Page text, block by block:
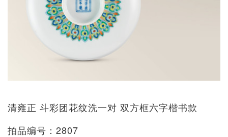
清雍正 斗彩团花纹洗一对 双方框六字楷书款
拍品编号：2807